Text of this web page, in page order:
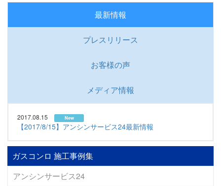
最新情報
プレスリリース
お客様の声
メディア情報
2017.08.15 New
【2017/8/15】アンシンサービス24最新情報
ガスコンロ 施工事例集
アンシンサービス24